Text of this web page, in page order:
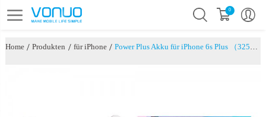
0
Home / Produkten / für iPhone / Power Plus Akku für iPhone 6s Plus （3250mAh）